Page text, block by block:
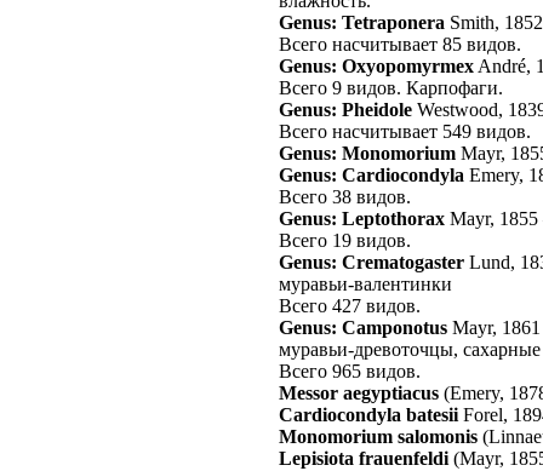
Genus: Tetraponera Smith,
Всего насчитывает 85 видов.
Genus: OxyopomyrmexAndré,
Всего 9 видов. Карпофаги.
Genus: Pheidole Westwood,
Всего насчитывает 549 видов.
Genus: Monomorium Mayr,
Genus: Cardiocondyla Emery,
Всего 38 видов.
Genus: Leptothorax Mayr, 1855
Всего 19 видов.
Genus: Crematogaster Lund,
муравьи-валентинки
Всего 427 видов.
Genus: Camponotus Mayr, 1861
муравьи-древоточцы,
Всего 965 видов.
Messor aegyptiacus (Emery,
Cardiocondyla batesii Forel,
Monomorium salomonis
Lepisiota frauenfeldi (Mayr,